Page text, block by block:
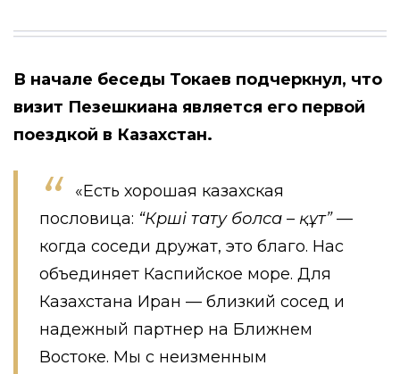
В начале беседы Токаев подчеркнул, что
визит Пезешкиана является его первой
поездкой в Казахстан.
«Есть хорошая казахская
пословица: “Көрші тату болса – құт”—
когда соседи дружат, это благо. Нас
объединяет Каспийское море. Для
Казахстана Иран — близкий сосед и
надежный партнер на Ближнем
Востоке. Мы с неизменным